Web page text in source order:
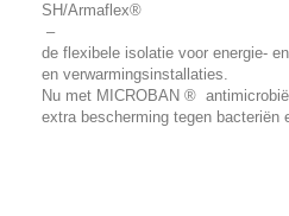
SH/Armaflex®
–
de flexibele isolatie voor energie-
en verwarmingsinstallaties.
Nu met MICROBAN ®
extra bescherming tegen bacteriën